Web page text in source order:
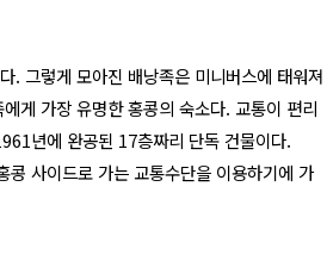
. 그렇게 모아진 배낭족은 미니버스에 태워져
게 가장 유명한 홍콩의 숙소다. 교통이 편리
년에 완공된 17층짜리 단독 건물이다.
사이드로 가는 교통수단을 이용하기에 가